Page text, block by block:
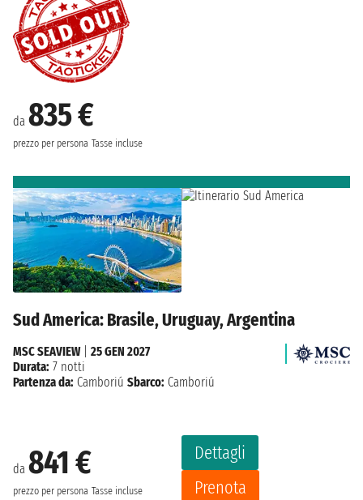
da 835 €
prezzo per persona Tasse incluse
Sud America: Brasile, Uruguay, Argentina
da 841 €
prezzo per persona Tasse incluse
Dettagli
Prenota
MSC SEAVIEW| 25 GEN 2027
Durata: 7 notti
Partenza da: Camboriú Sbarco: Camboriú